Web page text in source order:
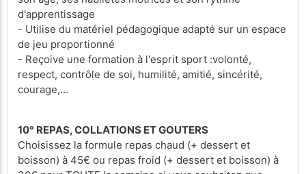
d'apprentissage
- Utilise du matériel pédagogique adapté sur un espace
de jeu proportionné
- Reçoive une formation à l'esprit sport :volonté,
respect, contrôle de soi, humilité, amitié, sincérité,
courage,...
10° REPAS, COLLATIONS ET GOUTERS
Choisissez la formule repas chaud (+ dessert et
boisson) à 45€ ou repas froid (+ dessert et boisson) à